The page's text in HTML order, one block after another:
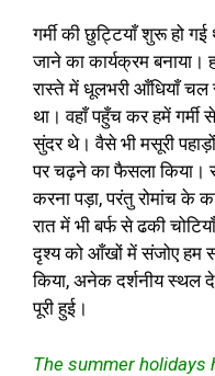
गर्मी की छुट्टियाँ शुरू हो
जाने का कार्यक्रम बनाया।
रास्ते में धूलभरी आँधियाँ चल
था। वहाँ पहुँच कर हमें गर्मी
सुंदर थे। वैसे भी मसूरी
पर चढ़ने का फैसला किया।
करना पड़ा, परंतु रोमांच के
रात में भी बर्फ से ढकी
दृश्य को आँखों में संजोए हम
किया, अनेक दर्शनीय स्थल
पूरी हुई।
The summer holidays